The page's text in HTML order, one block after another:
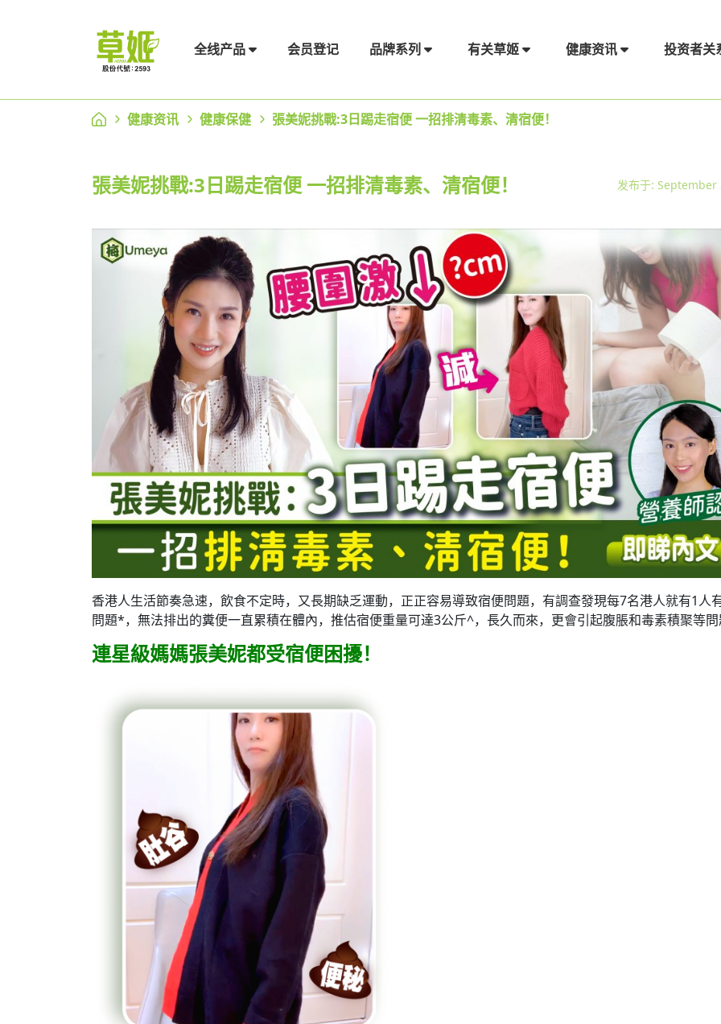
全线产品 会员登记 品牌系列 有关草姬 健康资讯 投资者
健康资讯 健康保健 張美妮挑戰:3日踢走宿便 一招排清毒素、清宿便！
張美妮挑戰:3日踢走宿便 一招排清毒素、清宿便！ 发布于: September
香港人生活節奏急速，飲食不定時，又長期缺乏運動，正正容易導致宿便問題，有調查發現每7名港人就有1人
問題*，無法排出的糞便一直累積在體內，推估宿便重量可達3公斤^，長久而來，更會引起腹脹和毒素積聚等
連星級媽媽張美妮都受宿便困擾！